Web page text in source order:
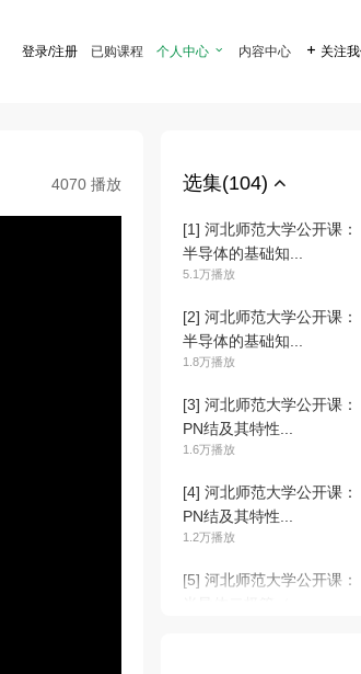
登录/注册 已购课程 个人中心  内容中心  关注
4070 播放 选集(104)
[1] 河北师范大学公开课：
半导体的基础知...
5.1万播放
[2] 河北师范大学公开课：
半导体的基础知...
1.8万播放
[3] 河北师范大学公开课：
PN结及其特性...
1.6万播放
[4] 河北师范大学公开课：
PN结及其特性...
1.2万播放
[5] 河北师范大学公开课：